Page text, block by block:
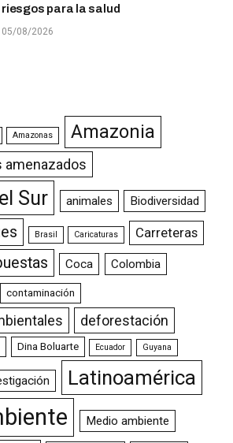
riesgos para la salud
05/08/2026
Amazonas Amazonia
amenazados
Sur animales Biodiversidad
Brasil Caricaturas Carreteras
Coca Colombia
contaminación
deforestación
Dina Boluarte Ecuador Guyana
Latinoamérica
Medio ambiente